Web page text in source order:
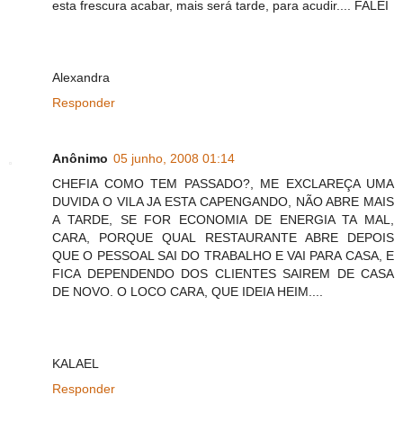
esta frescura acabar, mais será tarde, para acudir.... FALEI
Alexandra
Responder
Anônimo 05 junho, 2008 01:14
CHEFIA COMO TEM PASSADO?, ME EXCLAREÇA UMA
DUVIDA O VILA JA ESTA CAPENGANDO, NÃO ABRE MAIS
A TARDE, SE FOR ECONOMIA DE ENERGIA TA MAL,
CARA, PORQUE QUAL RESTAURANTE ABRE DEPOIS
QUE O PESSOAL SAI DO TRABALHO E VAI PARA CASA, E
FICA DEPENDENDO DOS CLIENTES SAIREM DE CASA
DE NOVO. O LOCO CARA, QUE IDEIA HEIM....
KALAEL
Responder